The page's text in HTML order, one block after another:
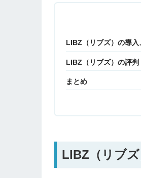
LIBZ（リブズ）の導入
LIBZ（リブズ）の評判
まとめ
LIBZ（リブ